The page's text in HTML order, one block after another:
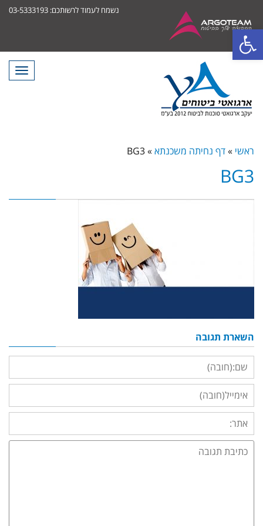
פתח סרגל נגישות
נשמח לעמוד לרשותכם: 03-5333193
ראשי »דף נחיתה משכנתא »
BG3
BG3
השארת תגובה